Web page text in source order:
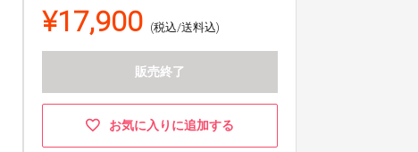
¥17,900 (税込/送料込)
販売終了
お気に入りに追加する